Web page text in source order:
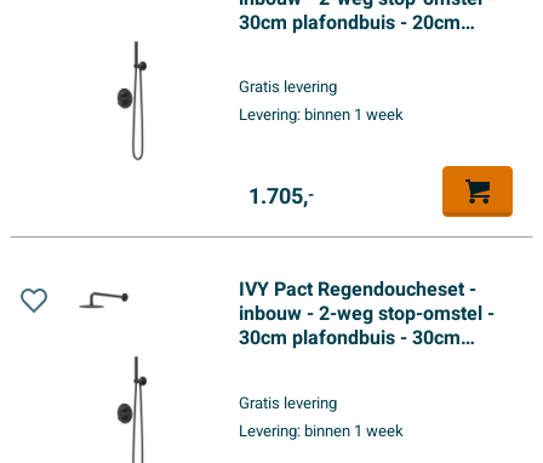
30cm plafondbuis - 20cm
doucheslang - satin spray
handdouche - Mat zwart PED
Gratis levering
Levering:binnen 1 week
1.705,-
IVY Pact Regendoucheset -
inbouw - 2-weg stop-omstel -
30cm plafondbuis - 30cm
doucheslang - satin spray
handdouche - Mat zwart PED
Gratis levering
Levering:binnen 1 week